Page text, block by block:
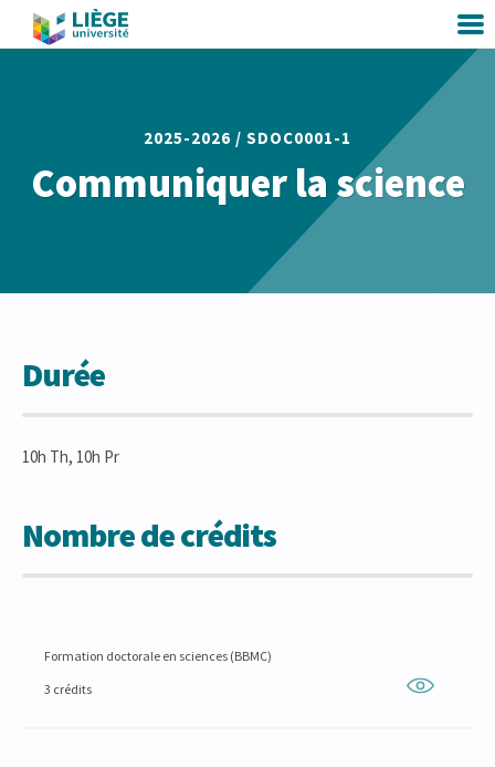
2025-2026 / SDOC0001-1
Communiquer la science
Durée
10h Th, 10h Pr
Nombre de crédits
Formation doctorale en sciences (BBMC)
3 crédits